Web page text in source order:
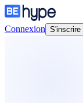
Connexion S'inscrire